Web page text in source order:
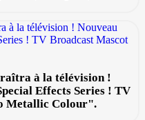
à la télévision !
Effects Series ! TV
Metallic Colour".